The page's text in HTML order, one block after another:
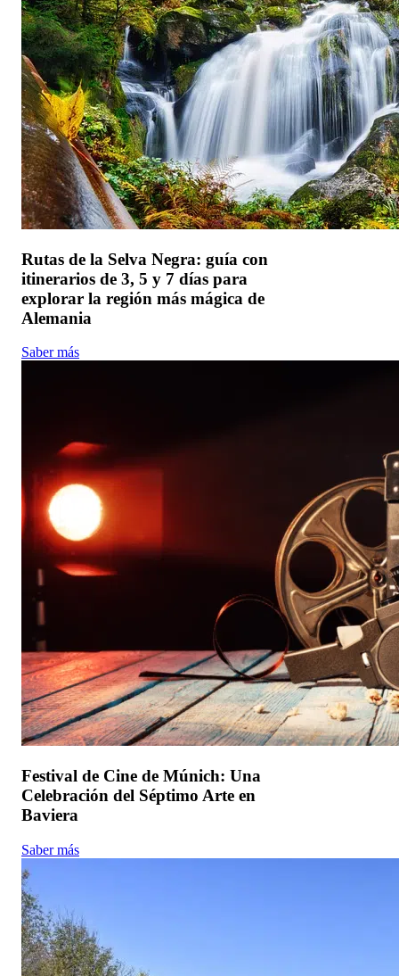
Rutas de la Selva Negra: guía con
itinerarios de 3, 5 y 7 días para
explorar la región más mágica de
Alemania
Saber más
Festival de Cine de Múnich: Una
Celebración del Séptimo Arte en
Baviera
Saber más